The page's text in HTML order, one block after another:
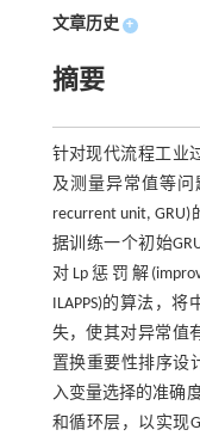
文章历史 +
摘要
针对现代流程工业
及测量异常值等
recurrent unit,
据训练一个初始
对Lp惩罚解
ILAPPS)的算法，
失，使其对异常值
置换重要性排序设
入变量选择的准确
和循环层，以实现